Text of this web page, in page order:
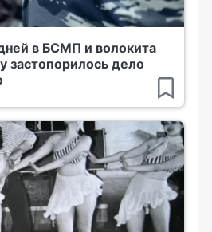
в БСМП и волокита
застопорилось дело